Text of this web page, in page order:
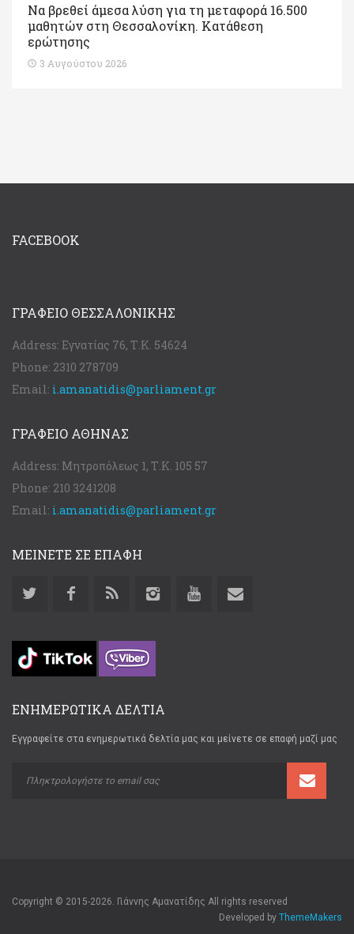
Να βρεθεί άμεσα λύση για τη μεταφορά 16.500
μαθητών στη Θεσσαλονίκη. Κατάθεση
ερώτησης
3 Αυγούστου 2026
FACEBOOK
ΓΡΑΦΕΊΟ ΘΕΣΣΑΛΟΝΊΚΗΣ
Address: Εγνατίας 76, Τ.Κ. 54624
Phone: 2310 278709
Email: i.amanatidis@parliament.gr
ΓΡΑΦΕΊΟ ΑΘΉΝΑΣ
Address: Μητροπόλεως 1, Τ.Κ. 105 57
Phone: 210 3241208
Email: i.amanatidis@parliament.gr
ΜΕΙΝΕΤΕ ΣΕ ΕΠΑΦΗ
ΕΝΗΜΕΡΩΤΙΚΑ ΔΕΛΤΙΑ
Εγγραφείτε στα ενημερωτικά δελτία μας και μείνετε σε επαφή μαζί μας
Copyright © 2015-2026. Γιάννης Αμανατίδης All rights reserved
Developed by ThemeMakers